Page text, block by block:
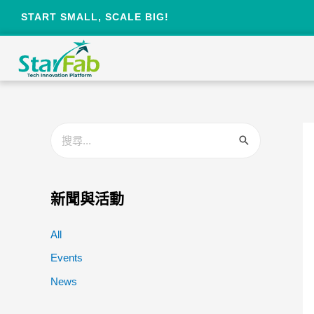
START SMALL, SCALE BIG!
新聞與活動
All
Events
News